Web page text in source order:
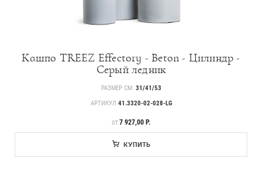
Кашпо TREEZ Effectory - Beton - Цилиндр -
Серый ледник
РАЗМЕР СМ. 31/41/53
АРТИКУЛ 41.3320-02-028-LG
ЦЕНА
ОТ7 927,00 Р.
КУПИТЬ